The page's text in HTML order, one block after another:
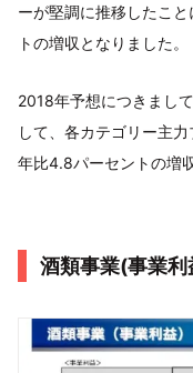
ーが堅調に推移したこ
トの増収となりました。
2018年予想につきまし
して、各カテゴリー主
年比4.8パーセントの増
酒類事業(事業利